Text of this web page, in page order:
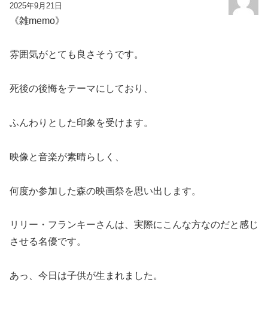
2025年9月21日
《雑memo》
雰囲気がとても良さそうです。
死後の後悔をテーマにしており、
ふんわりとした印象を受けます。
映像と音楽が素晴らしく、
何度か参加した森の映画祭を思い出します。
リリー・フランキーさんは、実際にこんな方なのだと感じ
させる名優です。
あっ、今日は子供が生まれました。